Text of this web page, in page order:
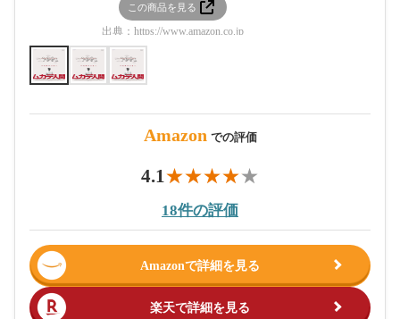
この商品を見る
出典： https://www.amazon.co.jp
Amazon での評価
4.1
18件の評価
Amazonで詳細を見る
楽天で詳細を見る